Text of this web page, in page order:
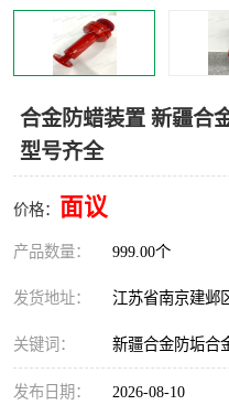
合金防蜡装置 新疆合
型号齐全
价格： 面议
产品数量： 999.00个
发货地址： 江苏省南京建邺
关键词： 新疆合金防垢合
发布日期： 2026-08-10